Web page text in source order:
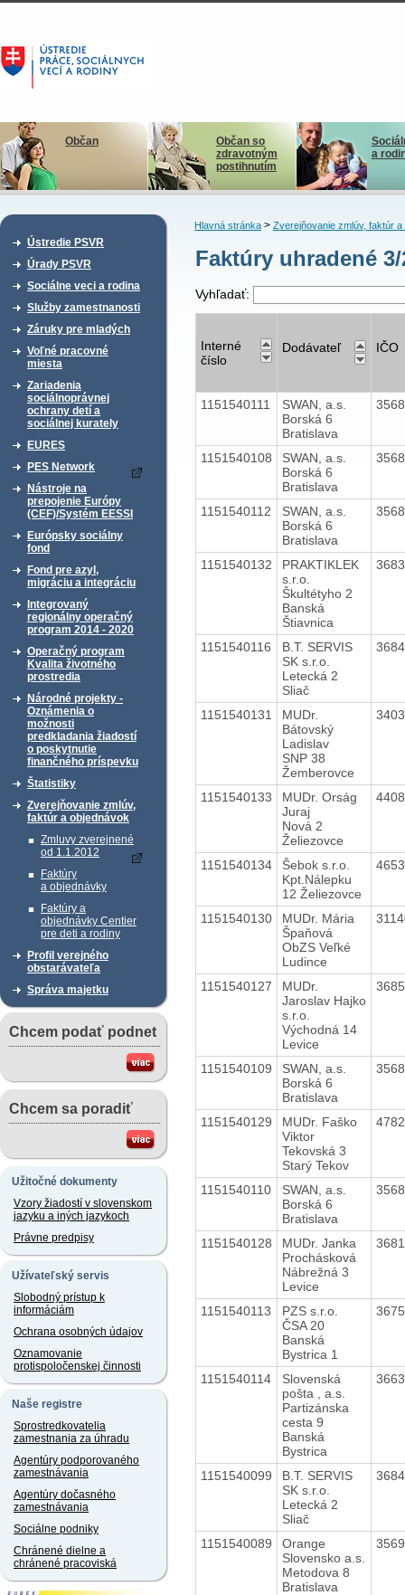
Občan
Občan so
zdravotným
postihnutím
a
Ústredie PSVR
Úrady PSVR
Sociálne veci a rodina
Služby zamestnanosti
Záruky pre mladých
Voľné pracovné
miesta
Zariadenia
sociálnoprávnej
ochrany detí a
sociálnej kurately
EURES
PES Network
Nástroje na
prepojenie Európy
(CEF)/Systém EESSI
Európsky sociálny
fond
Fond pre azyl,
migráciu a integráciu
Integrovaný
regionálny operačný
program 2014 - 2020
Operačný program
Kvalita životného
prostredia
Národné projekty -
Oznámenia o
možnosti
predkladania žiadostí
o poskytnutie
finančného príspevku
Štatistiky
Zverejňovanie zmlúv,
faktúr a objednávok
Zmluvy zverejnené
od 1.1.2012
Faktúry
a objednávky
Faktúry a
objednávky Centier
pre deti a rodiny
Profil verejného
obstarávateľa
Správa majetku
Chcem podať podnet
Chcem sa poradiť
Užitočné dokumenty
Vzory žiadostí v slovenskom
jazyku a iných jazykoch
Právne predpisy
Užívateľský servis
Slobodný prístup k
informáciám
Ochrana osobných údajov
Oznamovanie
protispoločenskej činnosti
Naše registre
Sprostredkovatelia
zamestnania za úhradu
Agentúry podporovaného
zamestnávania
Agentúry dočasného
zamestnávania
Sociálne podniky
Chránené dielne a
chránené pracoviská
Hlavná stránka> Zverejňovanie zmlúv, faktúr a
Faktúry uhradené
Vyhľadať:
Interné
číslo
Dodávateľ IČO
1151540111
SWAN, a.s.
Borská 6
Bratislava
1151540108
SWAN, a.s.
Borská 6
Bratislava
1151540112
SWAN, a.s.
Borská 6
Bratislava
1151540132
PRAKTIKLEK
s.r.o.
Škultétyho 2
Banská
Štiavnica
1151540116
B.T. SERVIS
SK s.r.o.
Letecká 2
Sliač
1151540131
MUDr.
Bátovský
Ladislav
SNP 38
Žemberovce
1151540133
MUDr. Orság
Juraj
Nová 2
Želiezovce
1151540134
Šebok s.r.o.
Kpt.Nálepku
12 Želiezovce
1151540130
MUDr. Mária
Špaňová
ObZS Veľké
Ludince
1151540127
MUDr.
Jaroslav Hajko
s.r.o.
Východná 14
Levice
1151540109
SWAN, a.s.
Borská 6
Bratislava
1151540129
MUDr. Faško
Viktor
Tekovská 3
Starý Tekov
1151540110
SWAN, a.s.
Borská 6
Bratislava
1151540128
MUDr. Janka
Prochásková
Nábrežná 3
Levice
1151540113
PZS s.r.o.
ČSA 20
Banská
Bystrica 1
1151540114
Slovenská
pošta , a.s.
Partizánska
cesta 9
Banská
Bystrica
1151540099
B.T. SERVIS
SK s.r.o.
Letecká 2
Sliač
1151540089
Orange
Slovensko a.s.
Metodova 8
Bratislava